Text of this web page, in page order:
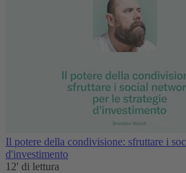
Il potere della condivisione: sfruttare i
d'investimento
12' di lettura